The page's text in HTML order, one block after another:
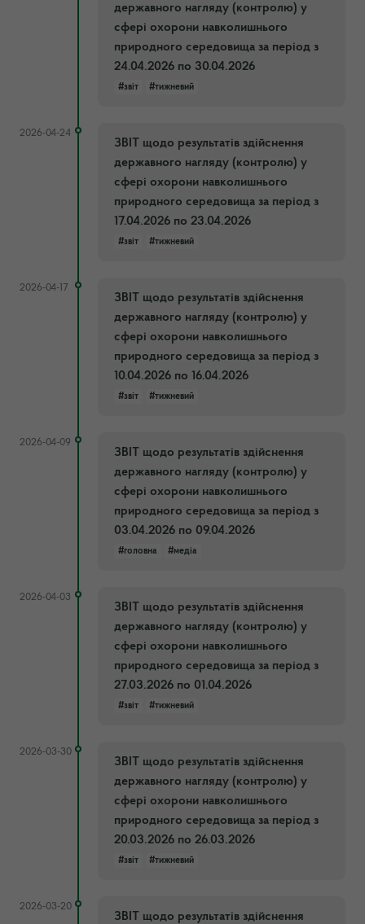
державного нагляду (контролю) у
сфері охорони навколишнього
природного середовища за період з
24.04.2026 по 30.04.2026
#звіт #тижневий
2026-04-24
ЗВІТ щодо результатів здійснення
державного нагляду (контролю) у
сфері охорони навколишнього
природного середовища за період з
17.04.2026 по 23.04.2026
#звіт #тижневий
2026-04-17
ЗВІТ щодо результатів здійснення
державного нагляду (контролю) у
сфері охорони навколишнього
природного середовища за період з
10.04.2026 по 16.04.2026
#звіт #тижневий
2026-04-09
ЗВІТ щодо результатів здійснення
державного нагляду (контролю) у
сфері охорони навколишнього
природного середовища за період з
03.04.2026 по 09.04.2026
#головна #медіа
2026-04-03
ЗВІТ щодо результатів здійснення
державного нагляду (контролю) у
сфері охорони навколишнього
природного середовища за період з
27.03.2026 по 01.04.2026
#звіт #тижневий
2026-03-30
ЗВІТ щодо результатів здійснення
державного нагляду (контролю) у
сфері охорони навколишнього
природного середовища за період з
20.03.2026 по 26.03.2026
#звіт #тижневий
2026-03-20
ЗВІТ щодо результатів здійснення